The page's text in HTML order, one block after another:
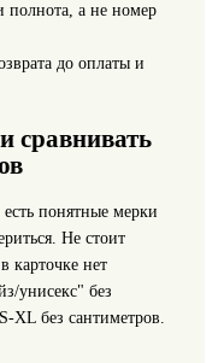
полнота, а не номер
до оплаты и
сравнивать
понятные мерки
Не стоит
карточке нет
унисекс" без
XL без сантиметров.